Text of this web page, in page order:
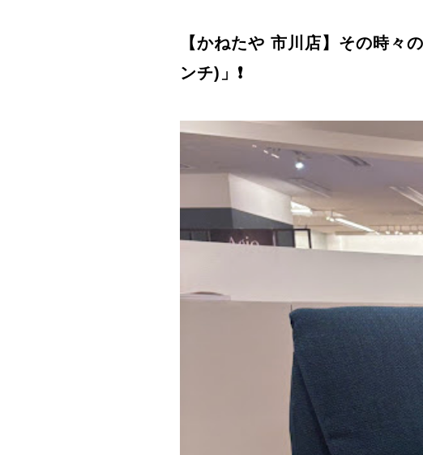
【かねたや 市川店】その時々
ンチ)」❗️